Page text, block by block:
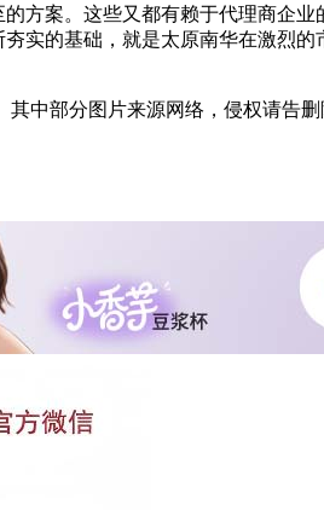
方案。这些又都有赖于代理商企
实的基础，就是太原南华在激烈的
中部分图片来源网络，侵权请告删